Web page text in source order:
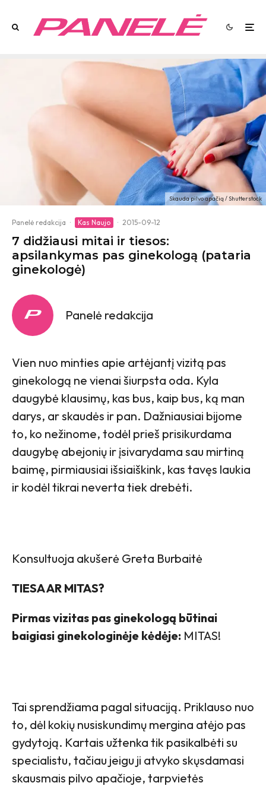
Skauda pilvo apačią / Shutterstock
Panelė redakcija · Kas Naujo · 2015-09-12
7 didžiausi mitai ir tiesos:
apsilankymas pas ginekologą (pataria
ginekologė)
Panelė redakcija
Vien nuo minties apie artėjantį vizitą pas
ginekologą ne vienai šiurpsta oda. Kyla
daugybė klausimų, kas bus, kaip bus, ką man
darys, ar skaudės ir pan. Dažniausiai bijome
to, ko nežinome, todėl prieš prisikurdama
daugybę abejonių ir įsivarydama sau mirtiną
baimę, pirmiausiai išsiaiškink, kas tavęs laukia
ir kodėl tikrai neverta tiek drebėti.
Konsultuoja akušerė Greta Burbaitė
TIESA AR MITAS?
Pirmas vizitas pas ginekologą būtinai
baigiasi ginekologinėje kėdėje: MITAS!
Tai sprendžiama pagal situaciją. Priklauso nuo
to, dėl kokių nusiskundimų mergina atėjo pas
gydytoją. Kartais užtenka tik pasikalbėti su
specialistu, tačiau jeigu ji atvyko skųsdamasi
skausmais pilvo apačioje, tarpvietės